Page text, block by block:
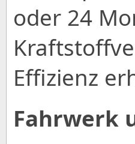
oder 24
Effizienz
Fahrwerk